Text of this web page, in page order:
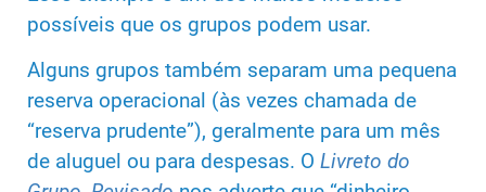
possíveis que os grupos podem usar.
Alguns grupos também separam uma pequena
reserva operacional (às vezes chamada de
“reserva prudente”), geralmente para um mês
de aluguel ou para despesas. O Livreto do